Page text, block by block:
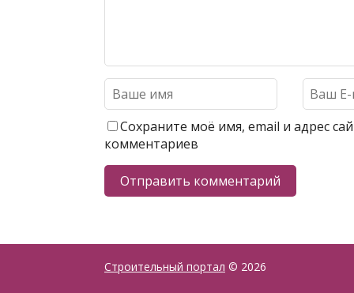
Сохраните моё имя, email и адрес
комментариев
Строительный портал © 2026